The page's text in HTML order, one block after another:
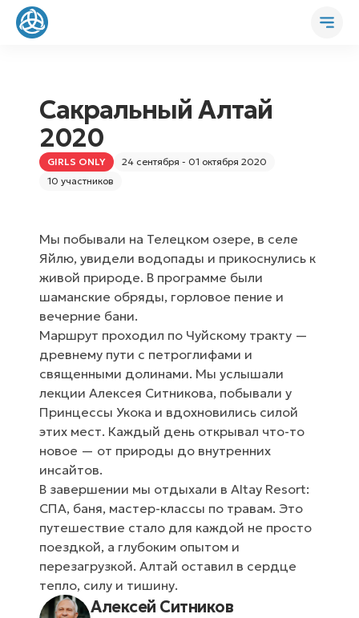
Сакральный Алтай
2020
GIRLS ONLY
24 сентября - 01 октября 2020
10 участников
Мы побывали на Телецком озере, в селе
Яйлю, увидели водопады и прикоснулись к
живой природе. В программе были
шаманские обряды, горловое пение и
вечерние бани.
Маршрут проходил по Чуйскому тракту —
древнему пути с петроглифами и
священными долинами. Мы услышали
лекции Алексея Ситникова, побывали у
Принцессы Укока и вдохновились силой
этих мест. Каждый день открывал что-то
новое — от природы до внутренних
инсайтов.
В завершении мы отдыхали в Altay Resort:
СПА, баня, мастер-классы по травам. Это
путешествие стало для каждой не просто
поездкой, а глубоким опытом и
перезагрузкой. Алтай оставил в сердце
тепло, силу и тишину.
Алексей Ситников